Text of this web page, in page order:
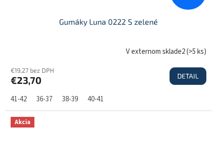
Gumáky Luna 0222 S zelené
V externom sklade2(>5 ks)
€19,27 bez DPH
€23,70 DETAIL
41-42 36-37 38-39 40-41
Akcia